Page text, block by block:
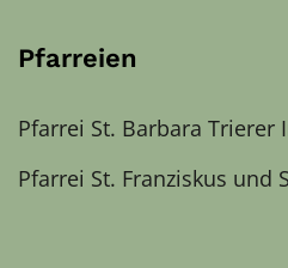
Pfarreien
Pfarrei St. Barbara Trierer
Pfarrei St. Franziskus und